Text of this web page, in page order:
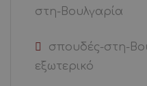
στη-Βουλγαρία
σπουδές-στη-
εξωτερικό